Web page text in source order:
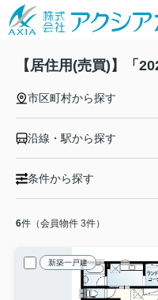
【居住用(売買)】「
市区町村から探す
沿線・駅から探す
条件から探す
6件（会員物件 3件）
新築一戸建